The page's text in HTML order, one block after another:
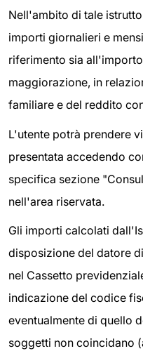
Nell'ambito di tale
importi giornalieri e
riferimento sia
maggiorazione, in
familiare e del reddito
L'utente potrà prendere
presentata accedendo
specifica sezione
nell'area riservata.
Gli importi calcolati
disposizione del datore
nel Cassetto
indicazione del codice
eventualmente di quello
soggetti non coincidano